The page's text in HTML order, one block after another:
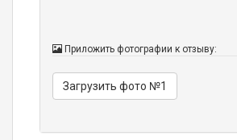
Приложить фотографии к отзыву:
Загрузить фото №1